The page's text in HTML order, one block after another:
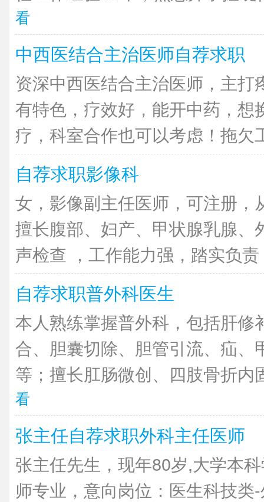
看
中西医结合主治医师自荐求职
资深中西医结合主治医师，主打
有特色，疗效好，能开中药，想
疗，科室合作也可以考虑！拖欠
自荐求职影像科
女，影像副主任医师，可注册，
擅长腹部、妇产、甲状腺乳腺、
声检查 ，工作能力强，踏实负
自荐求职普外科医生
本人熟练掌握普外科，包括肝修
合、胆囊切除、胆管引流、疝、
等；擅长肛肠微创、四肢骨折内
看
张主任自荐求职外科主任医师
张主任先生，现年80岁,大学本
师专业，意向岗位：医生科技类